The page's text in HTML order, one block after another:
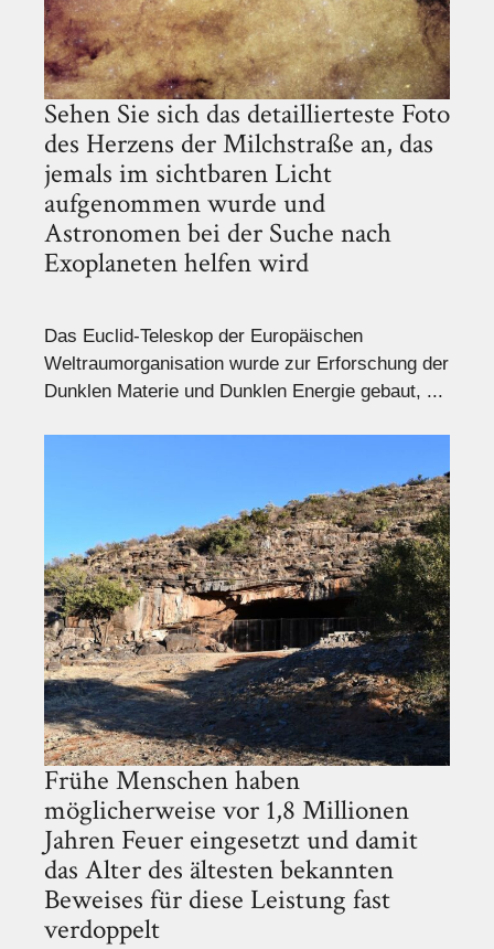
Sehen Sie sich das detaillierteste Foto
des Herzens der Milchstraße an, das
jemals im sichtbaren Licht
aufgenommen wurde und
Astronomen bei der Suche nach
Exoplaneten helfen wird
Das Euclid-Teleskop der Europäischen
Weltraumorganisation wurde zur Erforschung der
Dunklen Materie und Dunklen Energie gebaut, ...
Frühe Menschen haben
möglicherweise vor 1,8 Millionen
Jahren Feuer eingesetzt und damit
das Alter des ältesten bekannten
Beweises für diese Leistung fast
verdoppelt